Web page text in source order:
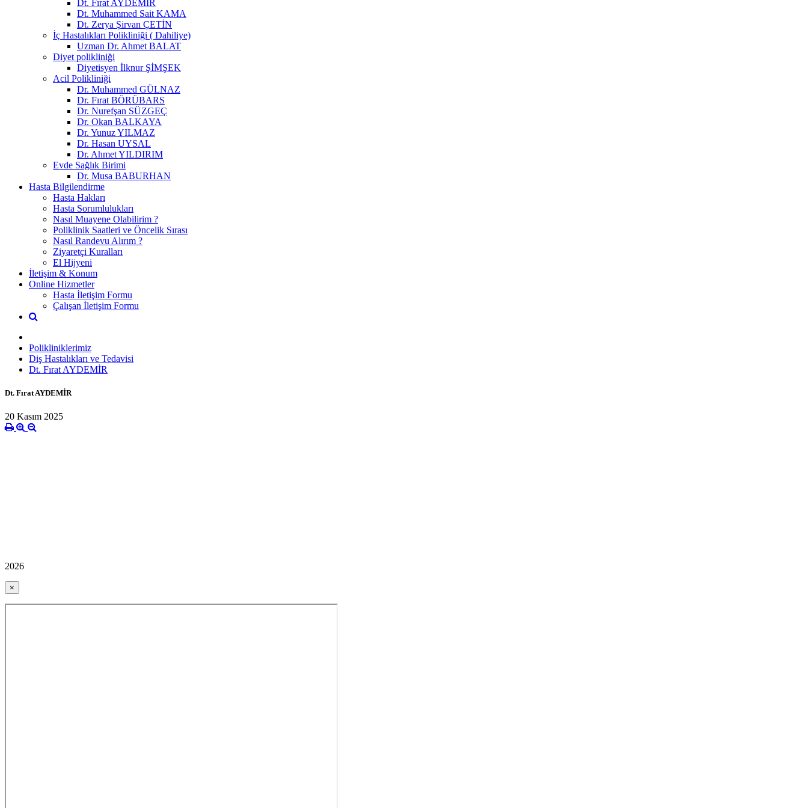
Dt. Fırat AYDEMİR
Dt. Muhammed Sait KAMA
Dt. Zerya Şirvan ÇETİN
İç Hastalıkları Polikliniği ( Dahiliye)
Uzman Dr. Ahmet BALAT
Diyet polikliniği
Diyetisyen İlknur ŞİMŞEK
Acil Polikliniği
Dr. Muhammed GÜLNAZ
Dr. Fırat BÖRÜBARS
Dr. Nurefşan SÜZGEÇ
Dr. Okan BALKAYA
Dr. Yunuz YILMAZ
Dr. Hasan UYSAL
Dr. Ahmet YILDIRIM
Evde Sağlık Birimi
Dr. Musa BABURHAN
Hasta Bilgilendirme
Hasta Hakları
Hasta Sorumlulukları
Nasıl Muayene Olabilirim ?
Poliklinik Saatleri ve Öncelik Sırası
Nasıl Randevu Alırım ?
Ziyaretçi Kuralları
El Hijyeni
İletişim & Konum
Online Hizmetler
Hasta İletişim Formu
Çalışan İletişim Formu
Polikliniklerimiz
Diş Hastalıkları ve Tedavisi
Dt. Fırat AYDEMİR
Dt. Fırat AYDEMİR
20 Kasım 2025
2026
×